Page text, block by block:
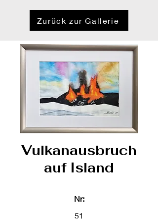
Zurück zur Gallerie
Vulkanausbruch
auf Island
Nr:
51